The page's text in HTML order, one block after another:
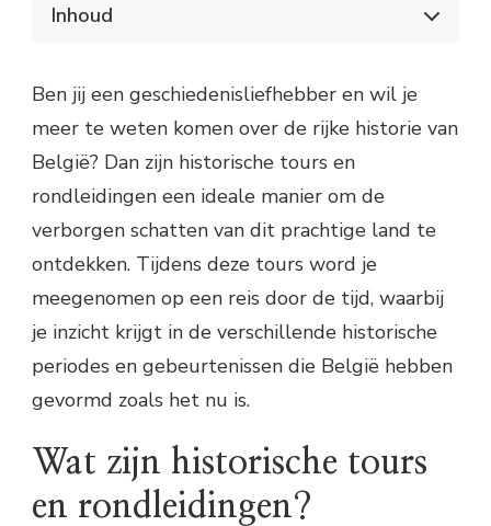
Inhoud
Wat zijn historische tours en
rondleidingen?
Populaire historische tours in België
Waarom kiezen voor historische tours en
rondleidingen?
Hoe boek je een historische tour?
Ben jij een geschiedenisliefhebber en wil je
meer te weten komen over de rijke historie van
België? Dan zijn historische tours en
rondleidingen een ideale manier om de
verborgen schatten van dit prachtige land te
ontdekken. Tijdens deze tours word je
meegenomen op een reis door de tijd, waarbij
je inzicht krijgt in de verschillende historische
periodes en gebeurtenissen die België hebben
gevormd zoals het nu is.
Wat zijn historische tours
en rondleidingen?